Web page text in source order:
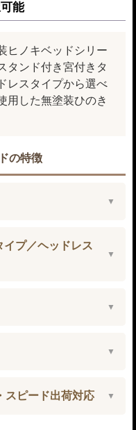
能
ヒノキベッドシリー
タンド付き宮付きタ
レスタイプから選べ
用した無塗装ひのき
の特徴
イプ／ヘッドレス
ピード出荷対応